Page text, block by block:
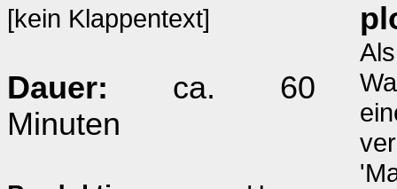
[kein Klappentext]
Dauer: ca. 60
Minuten